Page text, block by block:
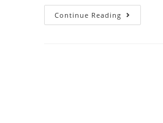
Continue Reading